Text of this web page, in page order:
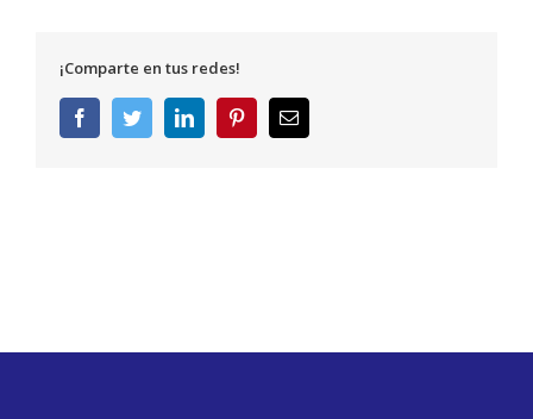
¡Comparte en tus redes!
FacebookTwitterLinkedInPinterestCorreo
electrónico